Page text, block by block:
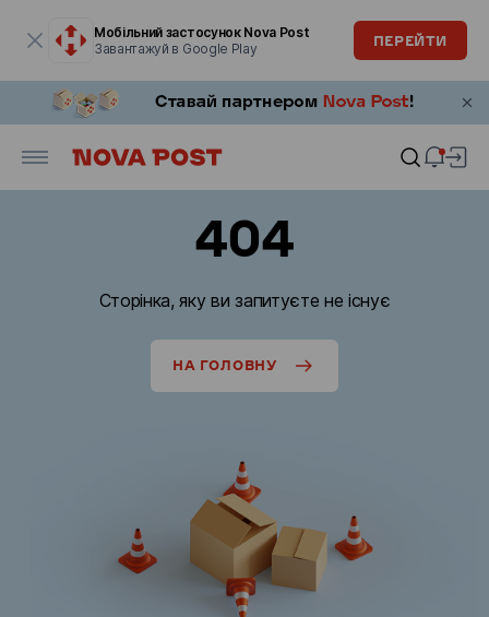
Мобільний застосунок Nova Post
Завантажуй в Google Play
ПЕРЕЙТИ
404
Сторінка, яку ви запитуєте не існує
НА ГОЛОВНУ